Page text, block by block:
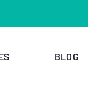
BLOG